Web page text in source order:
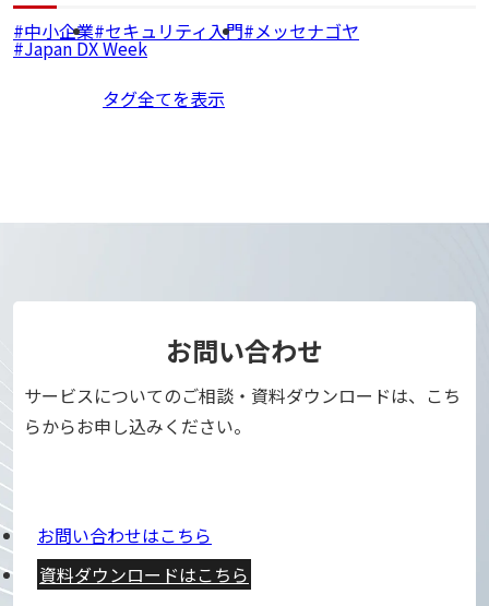
中小企業 セキュリティ入門 メッセナゴヤ
Japan DX Week
タグ全てを表示
お問い合わせ
サービスについてのご相談・資料ダウンロードは、こち
らからお申し込みください。
お問い合わせはこちら
資料ダウンロードはこちら